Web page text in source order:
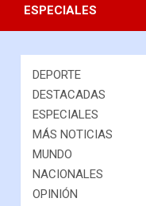
ESPECIALES
DEPORTE
DESTACADAS
ESPECIALES
MÁS NOTICIAS
MUNDO
NACIONALES
OPINIÓN